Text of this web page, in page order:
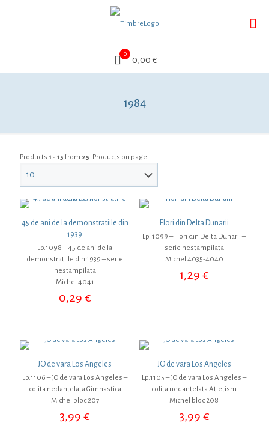
0
0,00 €
1984
Products 1 - 15 from 25. Products on page
45 de ani de la demonstratiile din
1939
Lp.1098 – 45 de ani de la
demonstratiile din 1939 – serie
nestampilata
Michel 4041
0,29 €
Flori din Delta Dunarii
Lp. 1099 – Flori din Delta Dunarii –
serie nestampilata
Michel 4035-4040
1,29€
JO de vara Los Angeles
Lp.1106 – JO de vara Los Angeles –
colita nedantelata Gimnastica
Michel bloc 207
3,99€
JO de vara Los Angeles
Lp.1105 – JO de vara Los Angeles –
colita nedantelata Atletism
Michel bloc 208
3,99 €